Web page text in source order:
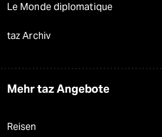
Le Monde diplomatique
taz Archiv
Mehr taz Angebote
Reisen